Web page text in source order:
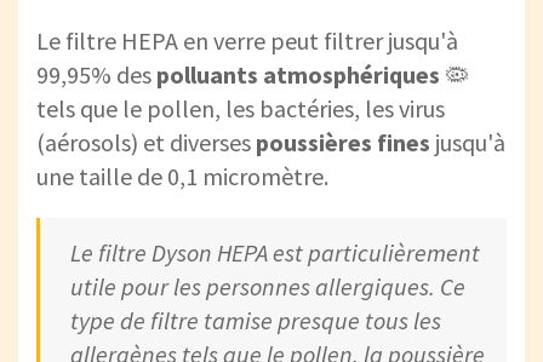
Le filtre HEPA en verre peut filtrer jusqu'à
99,95% des polluants atmosphériques 🦠
tels que le pollen, les bactéries, les virus
(aérosols) et diverses poussières fines jusqu'à
une taille de 0,1 micromètre.
Le filtre Dyson HEPA est particulièrement
utile pour les personnes allergiques. Ce
type de filtre tamise presque tous les
allergènes tels que le pollen, la poussière